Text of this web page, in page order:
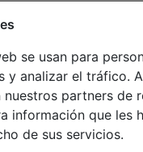
se usan para
y analizar el tráfico.
partners de
información que les
de sus servicios.
Venecianas de
Venecianas de
Venecianas faux-